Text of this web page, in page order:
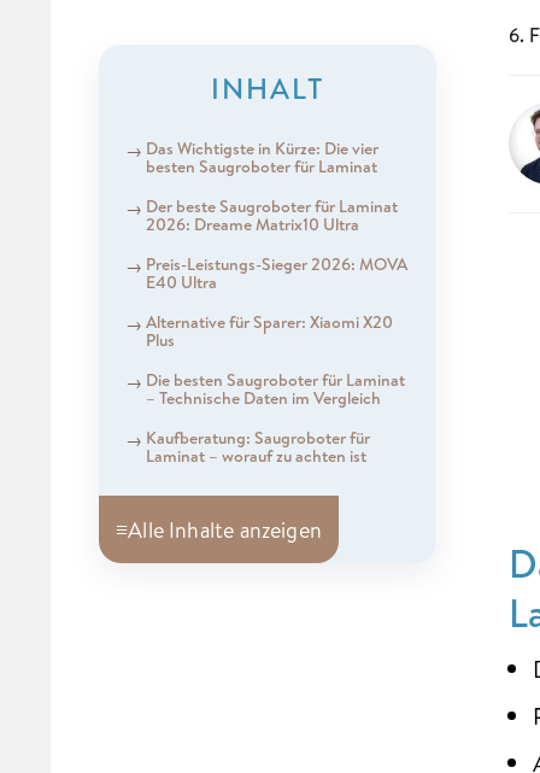
INHALT
Das Wichtigste in Kürze: Die vier
besten Saugroboter für Laminat
Der beste Saugroboter für Laminat
2026: Dreame Matrix10 Ultra
Preis-Leistungs-Sieger 2026: MOVA
E40 Ultra
Alternative für Sparer: Xiaomi X20
Plus
Die besten Saugroboter für Laminat
– Technische Daten im Vergleich
Kaufberatung: Saugroboter für
Laminat – worauf zu achten ist
≡Alle Inhalte anzeigen
6.